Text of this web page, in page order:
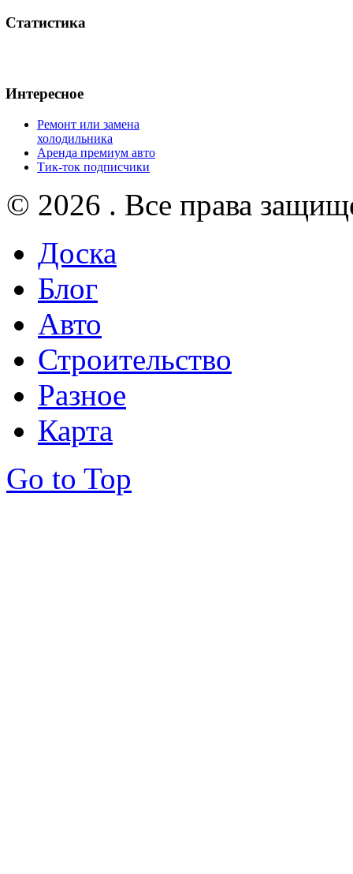
Статистика
Интересное
Ремонт или замена
холодильника
Аренда премиум авто
Тик-ток подписчики
© 2026 . Все права
Доска
Блог
Авто
Строительство
Разное
Карта
Go to Top